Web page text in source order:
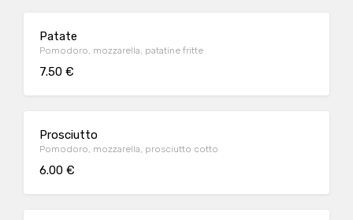
Patate
Pomodoro, mozzarella, patatine fritte
7.50 €
Prosciutto
Pomodoro, mozzarella, prosciutto cotto
6.00 €